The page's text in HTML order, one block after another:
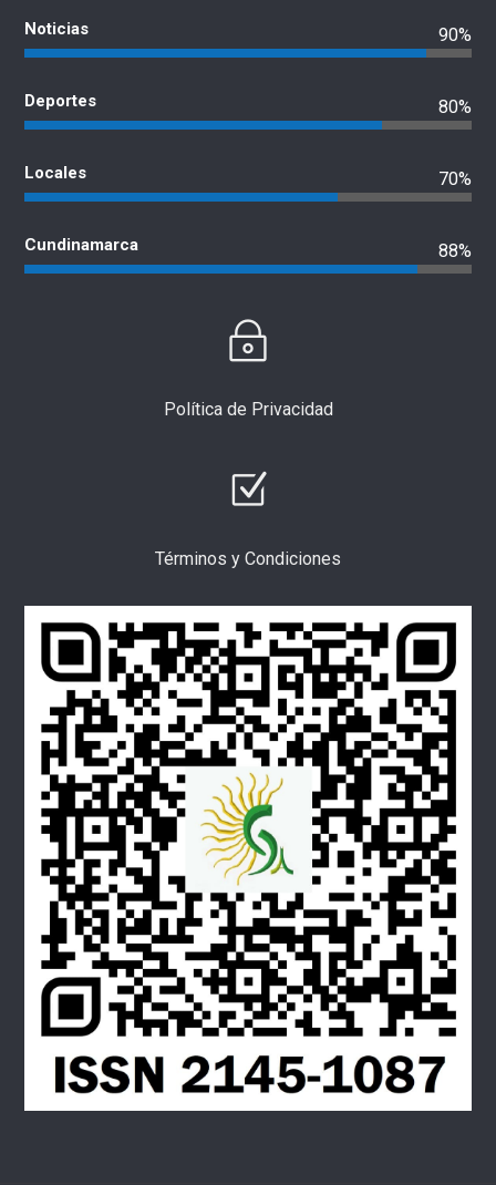
Noticias 90%
Deportes 80%
Locales 70%
Cundinamarca 88%
Política de Privacidad
Términos y Condiciones